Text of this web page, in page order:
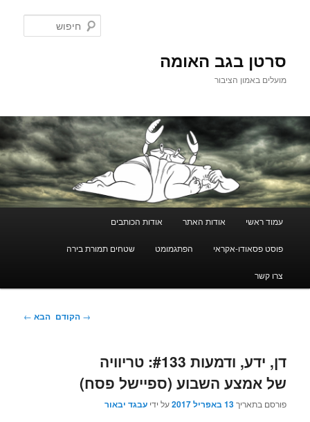
סרטן בגב האומה
מועלים באמון הציבור
עמוד ראשי אודות האתר אודות הכותבים
פוסט פסאודו-אקראי הפתגמומט שטחים תמורת בירה
צרו קשר
ניווט
→ הקודם הבא ←
דן, ידע, ודמעות #133: טריוויה
של אמצע השבוע (ספיישל פסח)
פורסם בתאריך13 באפריל 2017 על ידיעבגד יבאור